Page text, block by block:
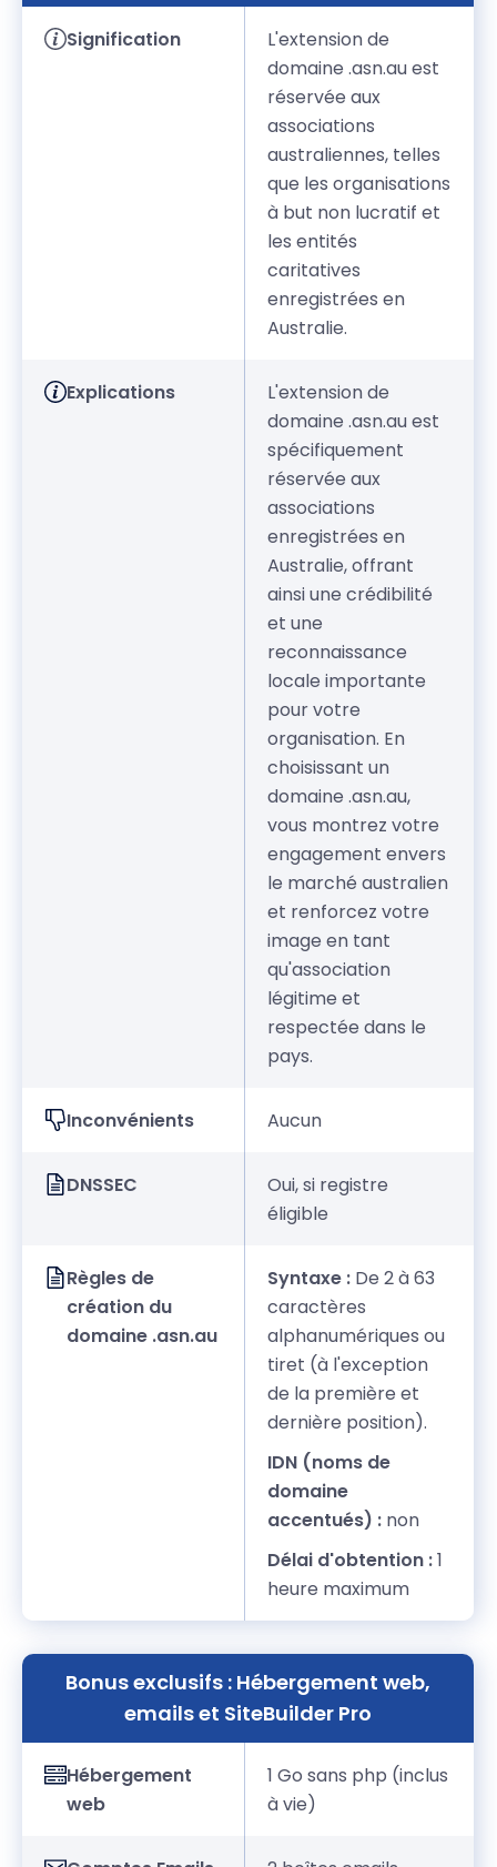
Signification
L'extension de
domaine .asn.au est
réservée aux
associations
australiennes, telles
que les organisations
à but non lucratif et
les entités
caritatives
enregistrées en
Australie.
Explications
L'extension de
domaine .asn.au est
spécifiquement
réservée aux
associations
enregistrées en
Australie, offrant
ainsi une crédibilité
et une
reconnaissance
locale importante
pour votre
organisation. En
choisissant un
domaine .asn.au,
vous montrez votre
engagement envers
le marché australien
et renforcez votre
image en tant
qu'association
légitime et
respectée dans le
pays.
Inconvénients Aucun
DNSSEC
Oui, si registre
éligible
Règles de
création du
domaine .asn.au
Syntaxe : De 2 à 63
caractères
alphanumériques ou
tiret (à l'exception
de la première et
dernière position).
IDN (noms de
domaine
accentués) : non
Délai d'obtention :1
heure maximum
Bonus exclusifs : Hébergement web,
emails et SiteBuilder Pro
Hébergement
web
1 Go sans php (inclus
à vie)